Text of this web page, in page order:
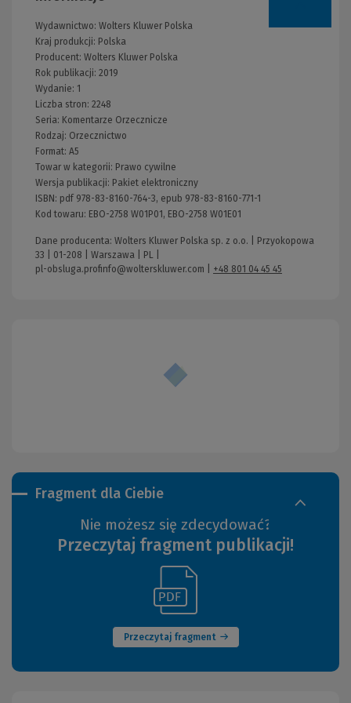
Fragment dla Ciebie
Nie możesz się zdecydować?
Przeczytaj fragment publikacji!
Przeczytaj fragment
(Nowe
okno)
innej
strony)
Wydawnictwo: Wolters Kluwer Polska
Kraj produkcji: Polska
Producent: Wolters Kluwer Polska
Rok publikacji: 2019
Wydanie: 1
Liczba stron: 2248
Seria: Komentarze Orzecznicze
Rodzaj: Orzecznictwo
Format: A5
Towar w kategorii: Prawo cywilne
Wersja publikacji: Pakiet elektroniczny
ISBN: pdf 978-83-8160-764-3, epub 978-83-8160-771-1
Kod towaru: EBO-2758 W01P01, EBO-2758 W01E01
Dane producenta: Wolters Kluwer Polska sp. z o.o. | Przyokopowa
33 | 01-208 | Warszawa | PL |
pl-obsluga.profinfo@wolterskluwer.com
+48 801 04 45 45